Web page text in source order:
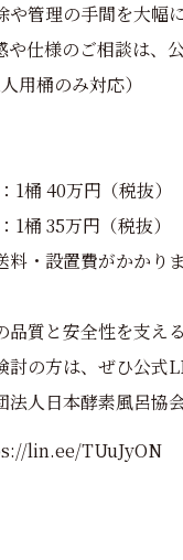
や管理の手間を大幅
仕様のご相談は、
用桶のみ対応）
1桶 40万円（税抜）
1桶 35万円（税抜）
・設置費がかかりま
品質と安全性を支え
討の方は、ぜひ公式
法人日本酵素風呂
lin.ee/TUuJyON